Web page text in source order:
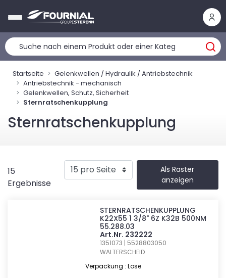
Startseite
Gelenkwellen / Hydraulik / Antriebstechnik
Antriebstechnik - mechanisch
Gelenkwellen, Schutz, Sicherheit
Sternratschenkupplung
Sternratschenkupplung
15
Ergebnisse
Als Raster
anzeigen
STERNRATSCHENKUPPLUNG
K22X55 1 3/8" 6Z K32B 500NM
55.288.03
Art.Nr. 232222
1351073 | 5528803050
WALTERSCHEID
Verpackung : Lose